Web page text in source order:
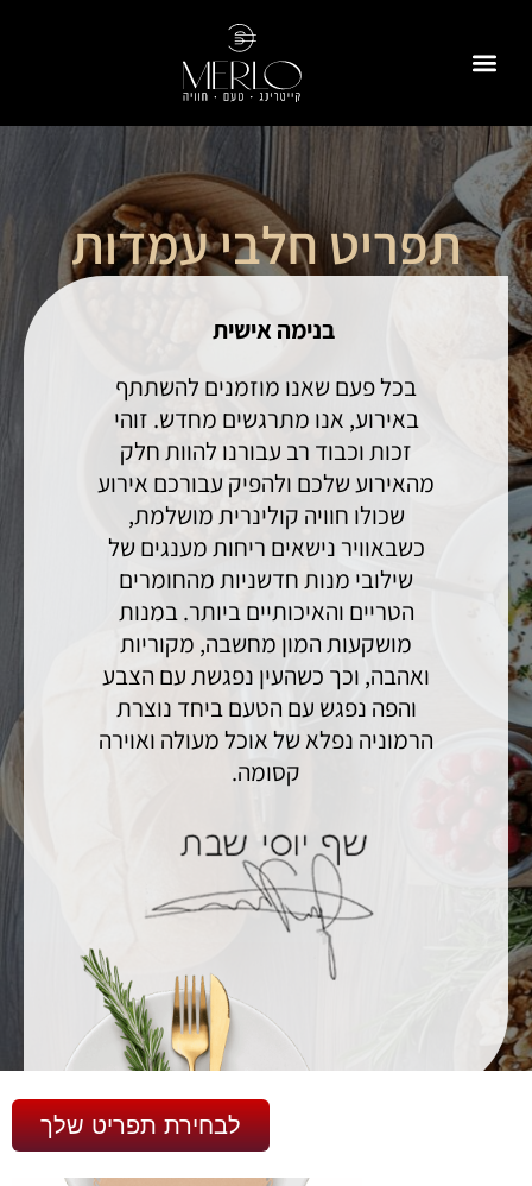
תפריט חלבי עמדות
בנימה אישית
בכל פעם שאנו מוזמנים להשתתף
באירוע, אנו מתרגשים מחדש. זוהי
זכות וכבוד רב עבורנו להוות חלק
מהאירוע שלכם ולהפיק עבורכם אירוע
שכולו חוויה קולינרית מושלמת,
כשבאוויר נישאים ריחות מענגים של
שילובי מנות חדשניות מהחומרים
הטריים והאיכותיים ביותר. במנות
מושקעות המון מחשבה, מקוריות
ואהבה, וכך כשהעין נפגשת עם הצבע
והפה נפגש עם הטעם ביחד נוצרת
הרמוניה נפלא של אוכל מעולה ואוירה
קסומה.
לבחירת תפריט שלך